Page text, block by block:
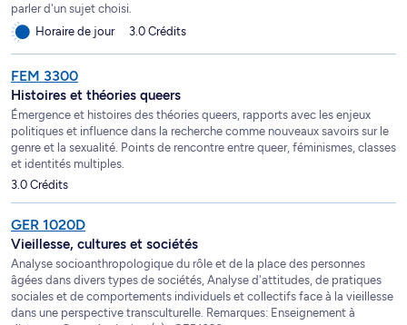
parler d'un sujet choisi.
Horaire de jour
3.0 Crédits
FEM 3300
Histoires et théories queers
Émergence et histoires des théories queers, rapports avec les enjeux
politiques et influence dans la recherche comme nouveaux savoirs sur le
genre et la sexualité. Points de rencontre entre queer, féminismes, classes
et identités multiples.
3.0 Crédits
GER 1020D
Vieillesse, cultures et sociétés
Analyse socioanthropologique du rôle et de la place des personnes
âgées dans divers types de sociétés, Analyse d'attitudes, de pratiques
sociales et de comportements individuels et collectifs face à la vieillesse
dans une perspective transculturelle. Remarques: Enseignement à